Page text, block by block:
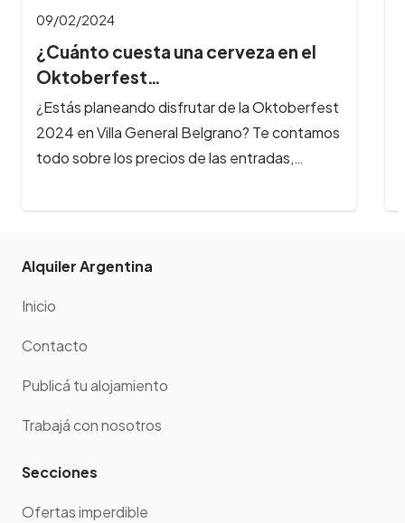
09/02/2024
¿Cuánto cuesta una cerveza en el
Oktoberfest…
¿Estás planeando disfrutar de la Oktoberfest
2024 en Villa General Belgrano? Te contamos
todo sobre los precios de las entradas,…
Alquiler Argentina
Inicio
Contacto
Publicá tu alojamiento
Trabajá con nosotros
Secciones
Ofertas imperdible